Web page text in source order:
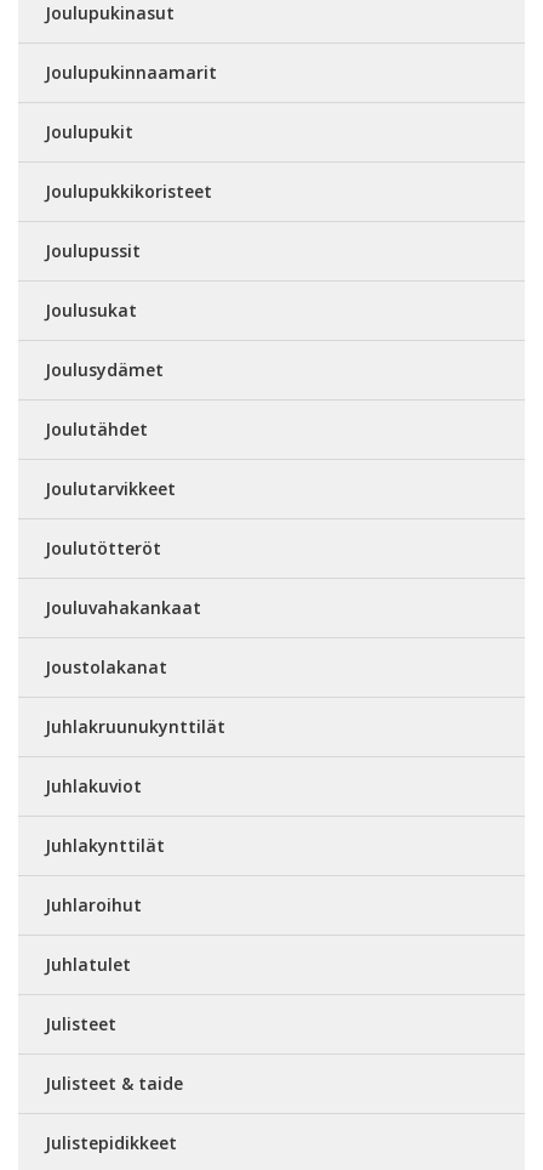
Joulupukinasut
Joulupukinnaamarit
Joulupukit
Joulupukkikoristeet
Joulupussit
Joulusukat
Joulusydämet
Joulutähdet
Joulutarvikkeet
Joulutötteröt
Jouluvahakankaat
Joustolakanat
Juhlakruunukynttilät
Juhlakuviot
Juhlakynttilät
Juhlaroihut
Juhlatulet
Julisteet
Julisteet & taide
Julistepidikkeet